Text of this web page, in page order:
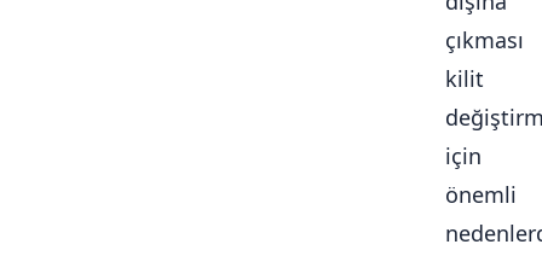
çıkması
kilit
için
önemli